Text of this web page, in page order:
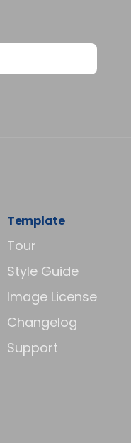
Template
Tour
Style Guide
Image License
Changelog
Support